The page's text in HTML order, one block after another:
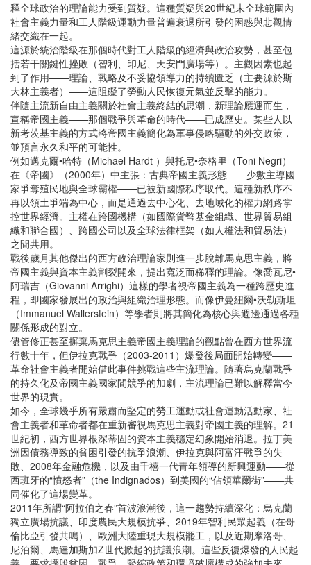
釋全球政治的理論能力受到質疑。這種質疑與20世紀末全球範圍內
社會主義力量和工人階級運動力量普遍衰退所引發的困惑與悲觀情
緒交織在一起。
這源於統治階級在那個時代對工人階級的經濟與政治攻勢，甚至包
括若干關鍵性挫敗（智利、印尼、天安門廣場等）。主觀因素也起
到了作用——理論、戰略及不妥協領導力的持續匱乏（主要源於斯
大林主義者）——這阻礙了勞動人民恢復元氣並反擊的能力。
伴隨主流新自由主義關於社會主義終結的思潮，新理論應運而生，
宣稱帝國主義——那個戰爭與革命的時代——已成歷史。某些人以
新考茨基主義的方式將帝國主義簡化為軍事侵略驅動的外交政策，
並預言永久和平的可能性。
例如邁克爾•哈特（Michael Hardt ）與托尼•奈格里（Toni Negri）
在《帝國》（2000年）中主張：古典帝國主義形態——少數主導國
家爭奪殖民地與全球霸權——已被新國際秩序取代。這種新秩序不
再以領土爭端為中心，而是通過去中心化、去地域化的權力網路掌
控世界經濟。主權在跨國機構（如國際貨幣基金組織、世界貿易組
織和聯合國）、跨國公司以及全球法律框架（如人權法和貿易法）
之間共用。
戰後歲月其他傑出的西方政治理論家則進一步脫離馬克思主義，將
帝國主義與資本主義割裂開來，提出寬泛而稀釋的理論。像喬瓦尼•
阿瑞吉（Giovanni Arrighi）這樣的學者視帝國主義為一種跨歷史進
程，即國家發展出的政治與組織治理形態。而像伊曼紐爾•沃勒斯坦
（Immanuel Wallerstein）等學者則將其簡化為核心與週邊通過各種
關係形成的對立。
儘管修正甚至摒棄馬克思主義帝國主義理論的觀點曾在西方世界流
行數十年，但伊拉克戰爭（2003-2011）爆發後局面開始轉變——
革命社會主義者開始借此事件挑戰這些主流理論。隨著烏克蘭戰爭
的持久化及帝國主義國家間競爭的加劇，主流理論已難以解釋當今
世界的現實。
如今，全球幾乎所有嚴肅而堅定的勞工運動或社會運動活動家、社
會主義者和革命者都在重新審視馬克思主義對帝國主義的理解。21
世紀初，西方世界根深蒂固的資本主義穩定幻象開始消退。拉丁美
洲因債務導致的貧困引發的抗爭浪潮、伊拉克與阿富汗戰爭的失
敗、2008年金融危機，以及由千禧一代青年領導的新興運動——從
西班牙的“憤怒者”（the Indignados）到美國的“佔領華爾街”——共
同催化了這場變革。
2011年所謂“阿拉伯之春”首波浪潮後，這一趨勢持續深化：烏克蘭
獨立廣場抗議、印度農民大規模抗爭、2019年智利民眾起義（在哥
倫比亞引發共鳴）、歐洲大陸重現大規模罷工，以及近期摩洛哥、
尼泊爾、馬達加斯加Z世代掀起的抗議浪潮。這些反復爆發的人民起